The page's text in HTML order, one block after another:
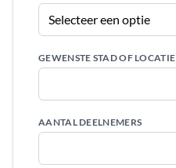
GEWENSTE STAD OF LOCATIE
AANTAL DEELNEMERS